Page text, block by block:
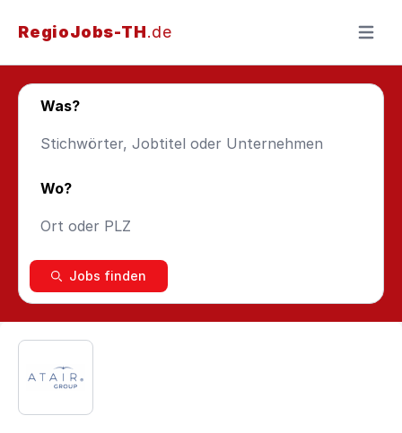
RegioJobs-TH.de Menü
Was?
Wo?
Jobs finden